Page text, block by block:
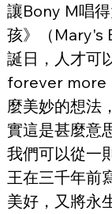
讓Bony M唱
孩》（Mary's
誕日，人才可
forever more
麼美妙的想法
實這是甚麼意
我們可以從一
王在三千年前
美好，又將永